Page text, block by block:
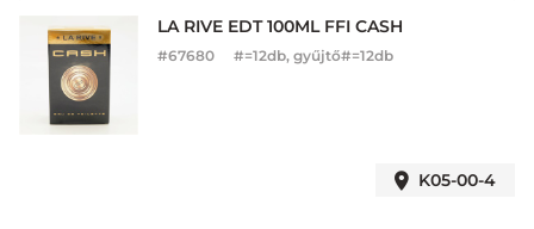
LA RIVE EDT 100ML FFI CASH
#67680 #=12db, gyűjtő#=12db
K05-00-4